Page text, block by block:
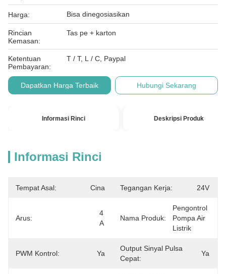
Harga: Bisa dinegosiasikan
Rincian
Kemasan:
Tas pe + karton
Ketentuan
Pembayaran:
T / T, L / C, Paypal
Dapatkan Harga Terbaik Hubungi Sekarang
Informasi Rinci Deskripsi Produk
Informasi Rinci
Tempat Asal: Cina Tegangan Kerja: 24V
Arus:
4
A
Nama Produk:
Pengontrol
Pompa Air
Listrik
PWM Kontrol: Ya
Output Sinyal Pulsa
Cepat:
Ya